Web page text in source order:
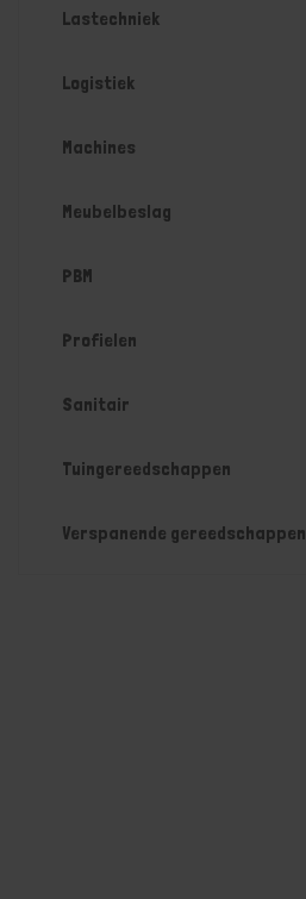
Lastechniek
Logistiek
Machines
Meubelbeslag
PBM
Profielen
Sanitair
Tuingereedschappen
Verspanende gereedschappen